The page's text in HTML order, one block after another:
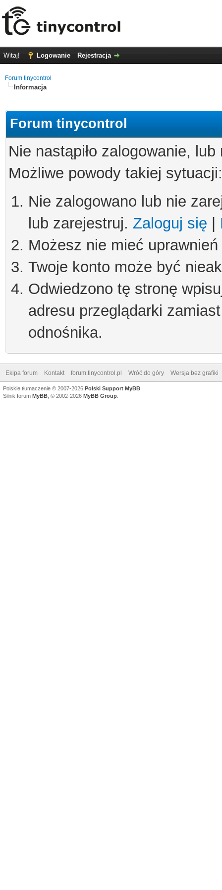
Witaj! Logowanie Rejestracja
Forum tinycontrol
Informacja
Forum tinycontrol
Nie nastąpiło zalogowanie,
Możliwe powody takiej sytuacji:
Nie zalogowano lub nie
lub zarejestruj. Zaloguj się
Możesz nie mieć
Twoje konto może być
Odwiedzono tę stronę
adresu przeglądarki
odnośnika.
Ekipa forum Kontakt forum.tinycontrol.pl Wróć do góry Wersja bez grafiki
Polskie tłumaczenie © 2007-2026 Polski Support MyBB
Silnik forum MyBB , © 2002-2026 MyBB Group